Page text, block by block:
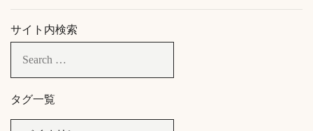
サイト内検索
タグ一覧